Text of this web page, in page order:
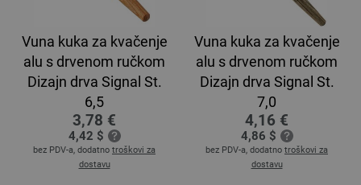
Vuna kuka za kvačenje
alu s drvenom ručkom
Dizajn drva Signal St.
6,5
3,78 €
4,42 $
bez PDV-a, dodatno troškovi za
dostavu
Vuna kuka za kvačenje
alu s drvenom ručkom
Dizajn drva Signal St.
7,0
4,16 €
4,86 $
bez PDV-a, dodatno troškovi za
dostavu